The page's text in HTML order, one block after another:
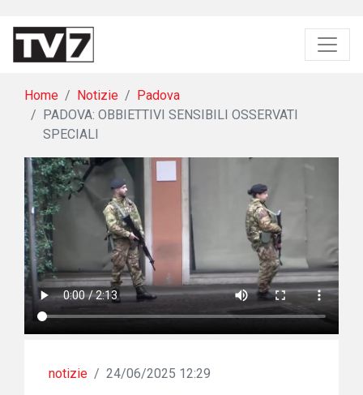
Home Notizie
Padova
PADOVA: OBBIETTIVI SENSIBILI OSSERVATI
SPECIALI
notizie / 24/06/2025 12:29